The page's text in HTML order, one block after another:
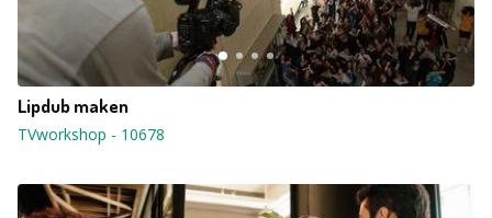
Lipdub maken
TVworkshop - 10678